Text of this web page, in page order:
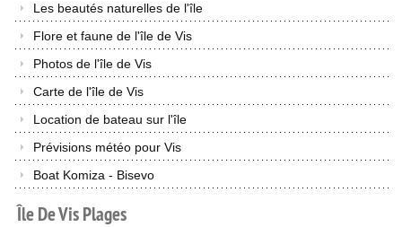
Les beautés naturelles de l'île
Flore et faune de l'île de Vis
Photos de l'île de Vis
Carte de l'île de Vis
Location de bateau sur l'île
Prévisions météo pour Vis
Boat Komiza - Bisevo
ÎleDeVisPlages